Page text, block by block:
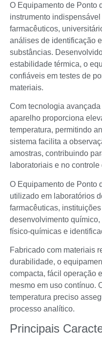
O Equipamento de Ponto
instrumento
farmacêuticos,
análises de identificação
substâncias.
estabilidade térmica, o
confiáveis em testes de
materiais.
Com tecnologia
aparelho proporciona
temperatura, permitindo
sistema facilita a
amostras, contribuindo
laboratoriais e no
O Equipamento de Ponto
utilizado em laboratórios
farmacêuticas,
desenvolvimento
físico-químicas e
Fabricado com materiais
durabilidade, o
compacta, fácil operação
mesmo em uso contínuo.
temperatura preciso
processo analítico.
Principais